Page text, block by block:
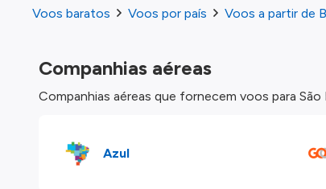
Voos baratos Voos por país Voos a partir de
Companhias aéreas
Companhias aéreas que fornecem voos para
Azul